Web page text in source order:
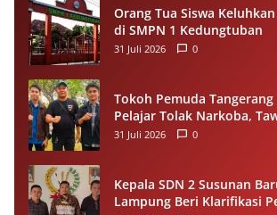
Orang Tua Siswa
di SMPN 1 Kedungtuban
31 Juli 2026 0
Tokoh Pemuda Tangerang
Pelajar Tolak Narkoba,
dan Miras
31 Juli 2026 0
Kepala SDN 2 Susunan
Lampung Beri Klarifikasi